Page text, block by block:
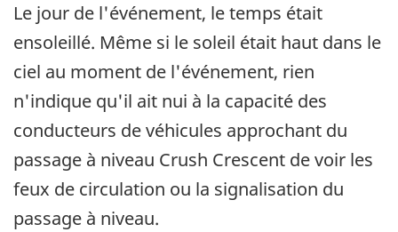
Le jour de l'événement, le temps était
ensoleillé. Même si le soleil était haut dans le
ciel au moment de l'événement, rien
n'indique qu'il ait nui à la capacité des
conducteurs de véhicules approchant du
passage à niveau Crush Crescent de voir les
feux de circulation ou la signalisation du
passage à niveau.